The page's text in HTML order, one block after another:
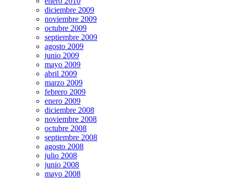
diciembre 2009
noviembre 2009
octubre 2009
septiembre 2009
agosto 2009
junio 2009
mayo 2009
abril 2009
marzo 2009
febrero 2009
enero 2009
diciembre 2008
noviembre 2008
octubre 2008
septiembre 2008
agosto 2008
julio 2008
junio 2008
mayo 2008